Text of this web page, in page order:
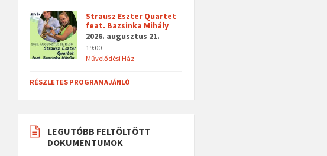
Strausz Eszter Quartet
feat. Bazsinka Mihály
2026. augusztus 21.
19:00
Művelődési Ház
RÉSZLETES PROGRAMAJÁNLÓ
LEGUTÓBB FELTÖLTÖTT
DOKUMENTUMOK